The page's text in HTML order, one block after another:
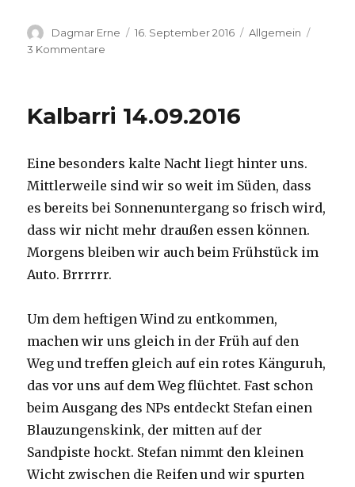
Autor
Dagmar Erne
Veröffentlicht
16. September 2016 Kategorien
Allgemein
3 Kommentare
Kalbarri 14.09.2016
Eine besonders kalte Nacht liegt hinter uns.
Mittlerweile sind wir so weit im Süden, dass
es bereits bei Sonnenuntergang so frisch wird,
dass wir nicht mehr draußen essen können.
Morgens bleiben wir auch beim Frühstück im
Auto. Brrrrrr.
Um dem heftigen Wind zu entkommen,
machen wir uns gleich in der Früh auf den
Weg und treffen gleich auf ein rotes Känguruh,
das vor uns auf dem Weg flüchtet. Fast schon
beim Ausgang des NPs entdeckt Stefan einen
Blauzungenskink, der mitten auf der
Sandpiste hockt. Stefan nimmt den kleinen
Wicht zwischen die Reifen und wir spurten